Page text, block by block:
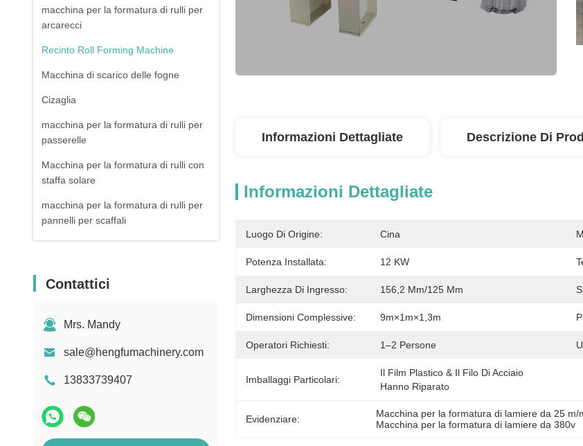
macchina per la formatura di rulli per
arcarecci
Recinto Roll Forming Machine
Macchina di scarico delle fogne
Cizaglia
macchina per la formatura di rulli per
passerelle
Macchina per la formatura di rulli con
staffa solare
macchina per la formatura di rulli per
pannelli per scaffali
Contattici
Mrs. Mandy
sale@hengfumachinery.com
13833739407
Informazioni Dettagliate Descrizione Di
Informazioni Dettagliate
Luogo Di Origine: Cina
Potenza Installata: 12 KW
Larghezza Di Ingresso: 156,2 Mm/125 Mm
Dimensioni Complessive: 9m×1m×1,3m
Operatori Richiesti: 1–2 Persone
Imballaggi Particolari:
Il Film Plastico & Il Filo Di Acciaio
Hanno Riparato
Evidenziare: Macchina per la formatura di lamiere da 25 m/
Macchina per la formatura di lamiere da 380v